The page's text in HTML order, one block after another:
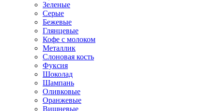
Зеленые
Серые
Бежевые
Глянцевые
Кофе с молоком
Металлик
Слоновая кость
Фуксия
Шоколад
Шампань
Оливковые
Оранжевые
Вишневые